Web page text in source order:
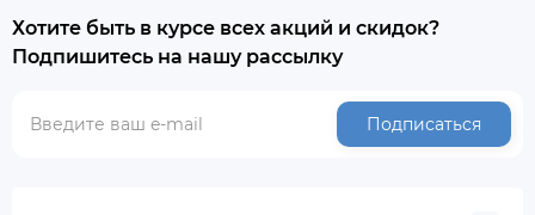
Хотите быть в курсе всех акций и скидок?
Подпишитесь на нашу рассылку
Подписаться